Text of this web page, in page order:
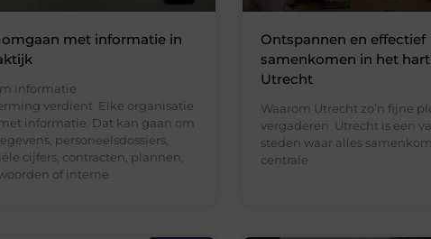
omgaan met informatie in
informatie
verdient Elke organisatie
informatie. Dat kan gaan om
personeelsdossiers,
cijfers, contracten, plannen,
of interne
Ontspannen en effectief
samenkomen in het hart
Utrecht
Waarom Utrecht zo’n fijne
vergaderen Utrecht is een
steden waar alles
centrale